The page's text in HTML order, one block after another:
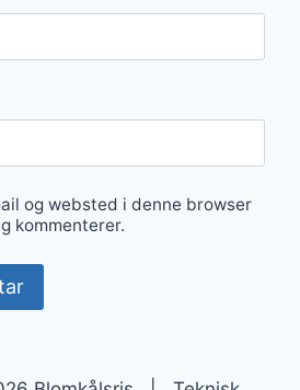
og websted i denne browser
kommenterer.